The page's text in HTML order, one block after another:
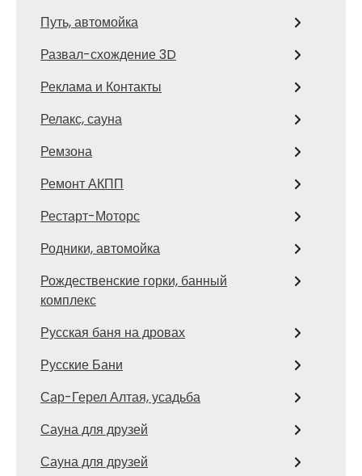
Путь, автомойка
Развал-схождение 3D
Реклама и Контакты
Релакс, сауна
Ремзона
Ремонт АКПП
Рестарт-Моторс
Родники, автомойка
Рождественские горки, банный
комплекс
Русская баня на дровах
Русские Бани
Сар-Герел Алтая, усадьба
Сауна для друзей
Сауна для друзей